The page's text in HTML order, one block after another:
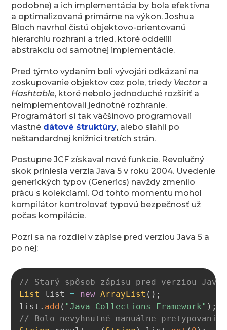
podobne) a ich implementácia by bola efektívna
a optimalizovaná primárne na výkon. Joshua
Bloch navrhol čistú objektovo-orientovanú
hierarchiu rozhraní a tried, ktoré oddelili
abstrakciu od samotnej implementácie.
Pred týmto vydaním boli vývojári odkázaní na
zoskupovanie objektov cez pole, triedy Vector a
Hashtable, ktoré nebolo jednoduché rozšíriť a
neimplementovali jednotné rozhranie.
Programátori si tak väčšinovo programovali
vlastné dátové štruktúry, alebo siahli po
neštandardnej knižnici tretích strán.
Postupne JCF získaval nové funkcie. Revolučný
skok priniesla verzia Java 5 v roku 2004. Uvedenie
generických typov (Generics) navždy zmenilo
prácu s kolekciami. Od tohto momentu mohol
kompilátor kontrolovať typovú bezpečnosť už
počas kompilácie.
Pozri sa na rozdiel v zápise pred verziou Java 5 a
po nej:
// Starý spôsob zápisu pred verziou Java
List
list = new ArrayList ( ) ;
list . add ( "Java Collections Framework" ) ;
// Bolo nevyhnutné manuálne